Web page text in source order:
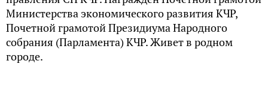
Министерства экономического развития КЧР,
Почетной грамотой Президиума Народного
собрания (Парламента) КЧР. Живет в родном
городе.